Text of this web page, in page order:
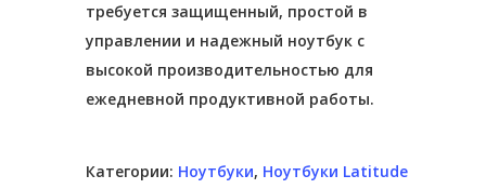
требуется защищенный, простой в
управлении и надежный ноутбук с
высокой производительностью для
ежедневной продуктивной работы.
Категории: Ноутбуки, Ноутбуки Latitude